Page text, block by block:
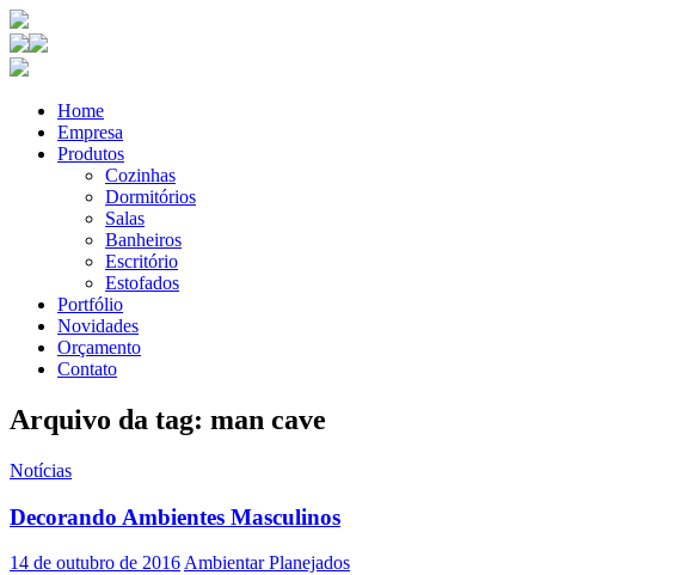
Home
Empresa
Produtos
Cozinhas
Dormitórios
Salas
Banheiros
Escritório
Estofados
Portfólio
Novidades
Orçamento
Contato
Arquivo da tag: man cave
Notícias
Decorando Ambientes Masculinos
14 de outubro de 2016 Ambientar Planejados